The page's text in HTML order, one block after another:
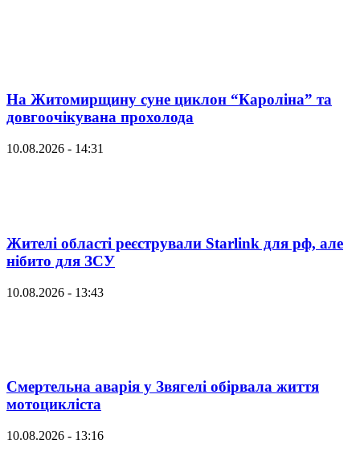
На Житомирщину суне циклон “Кароліна” та
довгоочікувана прохолода
10.08.2026 - 14:31
Жителі області реєстрували Starlink для рф, але
нібито для ЗСУ
10.08.2026 - 13:43
Смертельна аварія у Звягелі обірвала життя
мотоцикліста
10.08.2026 - 13:16